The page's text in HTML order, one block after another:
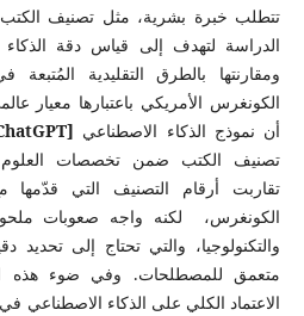
تتطلب خبرة بشرية، مثل تصنيف
الدراسة لتهدف إلى قياس دقة
ومقارنتها بالطرق التقليدية
الكونغرس الأمريكي باعتبارها معيار
أن نموذج الذكاء الاصطناعي [ChatGPT]
تصنيف الكتب ضمن تخصصات العلوم
تقاربت أرقام التصنيف التي
الكونغرس، لكنه واجه صعوبات
والتكنولوجيا، والتي تحتاج إلى
متعمق للمصطلحات. وفي ضوء هذه
الاعتماد الكلي على الذكاء الاصطناعي